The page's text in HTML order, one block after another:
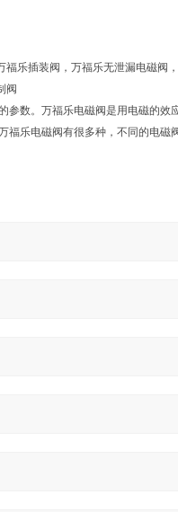
乐插装阀，万福乐无泄漏电磁阀
阀
数。万福乐电磁阀是用电磁的效
乐电磁阀有很多种，不同的电磁